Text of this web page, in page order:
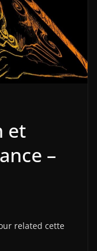
et
–
related cette